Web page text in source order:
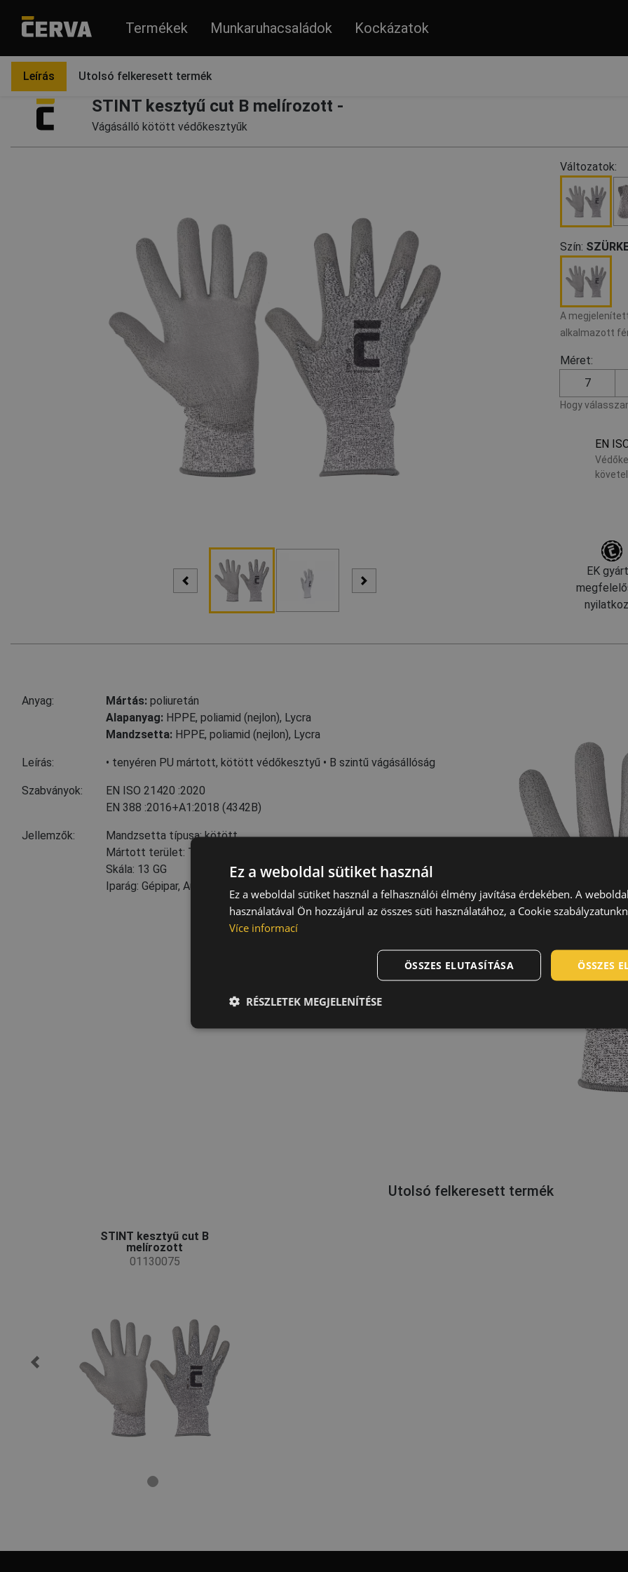
Termékek Munkaruhacsaládok Kockázatok
STINT kesztyű cut B melírozott -
Vágásálló kötött védőkesztyűk
Változatok:
Szín:
A
alkalmazott
Méret:
7
Hogy
EN
EK
Leírás Utolsó felkeresett termék
Anyag: Mártás: poliuretán
Alapanyag: HPPE, poliamid (nejlon), Lycra
Mandzsetta: HPPE, poliamid (nejlon), Lycra
Leírás: • tenyéren PU mártott, kötött védőkesztyű • B szintű vágásállóság
Szabványok: EN ISO 21420 :2020
EN 388 :2016+A1:2018 (4342B)
Jellemzők:
Mandzsetta típusa: kötött
Mártott terület: Tenyér, Ujjak
Skála: 13 GG
Iparág: Gépipar, Autóipar
Utolsó felkeresett termék
STINT kesztyű cut B
melírozott
01130075
Ez a weboldal sütiket használ
Ez a weboldal sütiket használ a felhasználói élmény javítása érdekében. A
használatával Ön hozzájárul az összes süti használatához, a Cookie
Více informací
ÖSSZES
ÖSSZES ELUTASÍTÁSA
RÉSZLETEK MEGJELENÍTÉSE